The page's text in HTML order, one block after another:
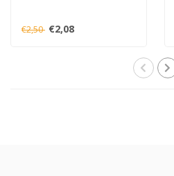
€2,50 €2,08